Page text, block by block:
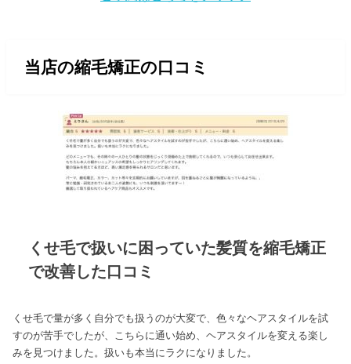
当店の縮毛矯正の口コミ
くせ毛で扱いに困っていた髪質を縮毛矯正
で改善した口コミ
くせ毛で量が多く自分でも扱うのが大変で、色々なヘアスタイルを試
すのが苦手でしたが、こちらに通い始め、ヘアスタイルを変える楽し
みを見つけました。扱いも本当にラクになりました。